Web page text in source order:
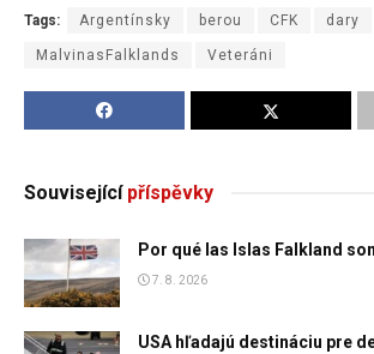
Tags: Argentínsky berou CFK dary
MalvinasFalklands Veteráni
Souvisejícípříspěvky
Por qué las Islas Falkland
7. 8. 2026
USA hľadajú destináciu pre